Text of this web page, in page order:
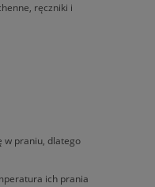
ręczniki i
w praniu, dlatego
ich prania